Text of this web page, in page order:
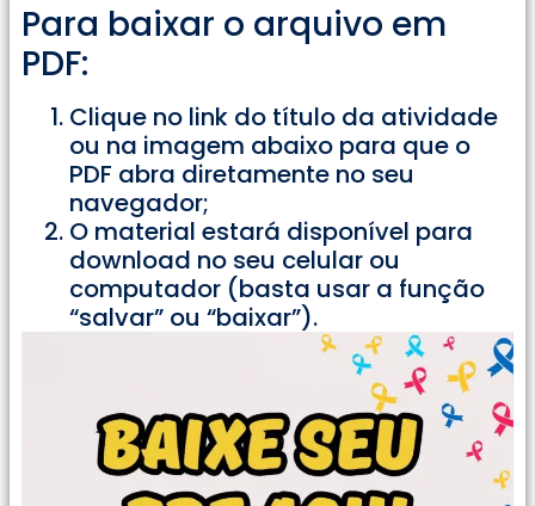
Para baixar o arquivo em
PDF:
Clique no link do título da atividade
ou na imagem abaixo para que o
PDF abra diretamente no seu
navegador;
O material estará disponível para
download no seu celular ou
computador (basta usar a função
“salvar” ou “baixar”).